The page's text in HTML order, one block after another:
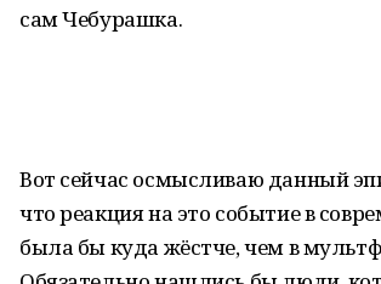
сам Чебурашка.
Вот сейчас осмысливаю данный
что реакция на это событие в
была бы куда жёстче, чем в